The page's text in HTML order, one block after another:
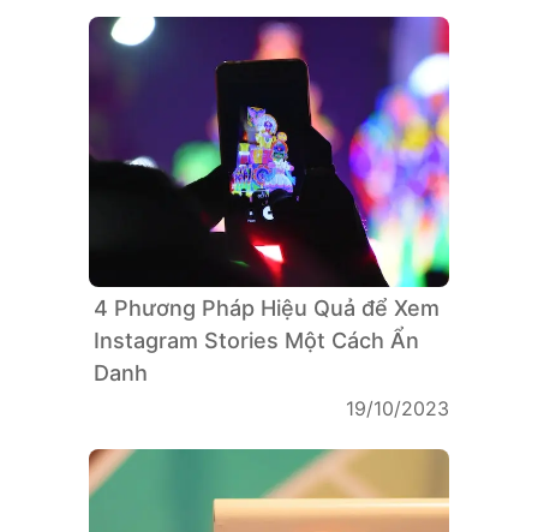
4 Phương Pháp Hiệu Quả để Xem
Instagram Stories Một Cách Ẩn
Danh
19/10/2023